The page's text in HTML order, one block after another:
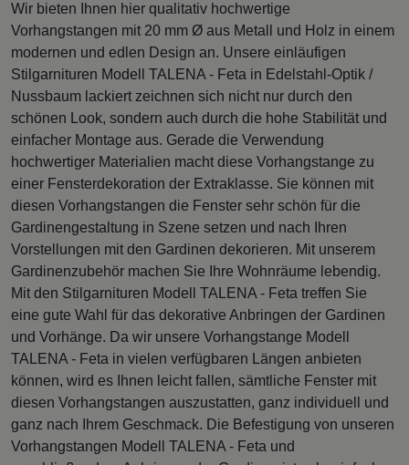
Wir bieten Ihnen hier qualitativ hochwertige
Vorhangstangen mit 20 mm Ø aus Metall und Holz in einem
modernen und edlen Design an. Unsere einläufigen
Stilgarnituren Modell TALENA - Feta in Edelstahl-Optik /
Nussbaum lackiert zeichnen sich nicht nur durch den
schönen Look, sondern auch durch die hohe Stabilität und
einfacher Montage aus. Gerade die Verwendung
hochwertiger Materialien macht diese Vorhangstange zu
einer Fensterdekoration der Extraklasse. Sie können mit
diesen Vorhangstangen die Fenster sehr schön für die
Gardinengestaltung in Szene setzen und nach Ihren
Vorstellungen mit den Gardinen dekorieren. Mit unserem
Gardinenzubehör machen Sie Ihre Wohnräume lebendig.
Mit den Stilgarnituren Modell TALENA - Feta treffen Sie
eine gute Wahl für das dekorative Anbringen der Gardinen
und Vorhänge. Da wir unsere Vorhangstange Modell
TALENA - Feta in vielen verfügbaren Längen anbieten
können, wird es Ihnen leicht fallen, sämtliche Fenster mit
diesen Vorhangstangen auszustatten, ganz individuell und
ganz nach Ihrem Geschmack. Die Befestigung von unseren
Vorhangstangen Modell TALENA - Feta und